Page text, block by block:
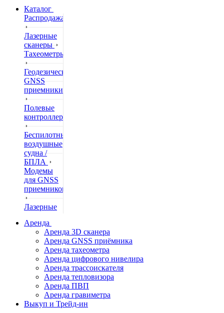
Каталог
Распродажа
Лазерные
сканеры
Тахеометры
Геодезические
GNSS
приемники
Полевые
контроллеры
Беспилотные
воздушные
судна /
БПЛА
Модемы
для GNSS
приемников
Лазерные
Нивелиры
Теодолиты
Трассоискатели
Неразрушающий
контроль
Аксессуары
Аренда
Аренда 3D сканера
Аренда GNSS приёмника
Аренда тахеометра
Аренда цифрового нивелира
Аренда трассоискателя
Аренда тепловизора
Аренда ПВП
Аренда гравиметра
Выкуп и Трейд-ин